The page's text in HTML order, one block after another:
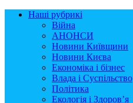
Наші рубрикі
Війна
АНОНСИ
Новини Київщини
Новини Києва
Економіка і бізнес
Влада і Суспільство
Політика
Екологія і Здоров’я